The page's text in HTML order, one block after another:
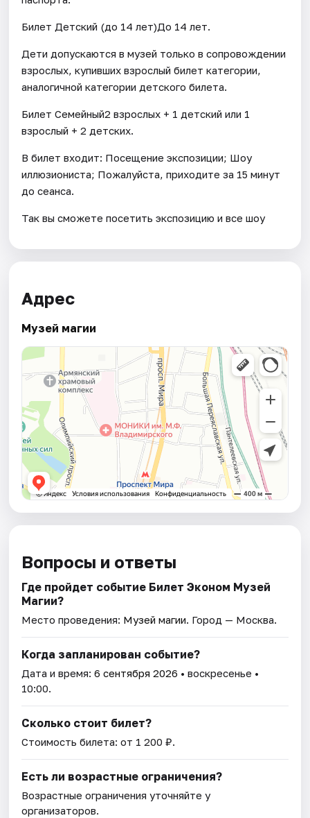
Билет Детский (до 14 лет)До 14 лет.
Дети допускаются в музей только в сопровождении
взрослых, купивших взрослый билет категории,
аналогичной категории детского билета.
Билет Семейный2 взрослых + 1 детский или 1
взрослый + 2 детских.
В билет входит: Посещение экспозиции; Шоу
иллюзиониста; Пожалуйста, приходите за 15 минут
до сеанса.
Так вы сможете посетить экспозицию и все шоу
Адрес
Музей магии
Вопросы и ответы
Где пройдет событие Билет Эконом Музей
Магии?
Место проведения: Музей магии. Город — Москва.
Когда запланирован событие?
Дата и время:6 сентября 2026 • воскресенье •
10:00.
Сколько стоит билет?
Стоимость билета: от 1 200 ₽.
Есть ли возрастные ограничения?
Возрастные ограничения уточняйте у
организаторов.